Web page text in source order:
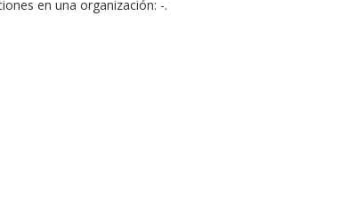
en una organización: -.